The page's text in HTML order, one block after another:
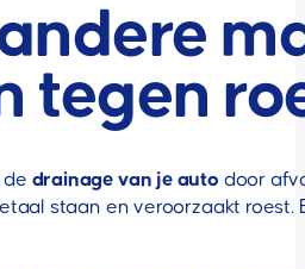
tegen
drainage van je auto door
staan en veroorzaakt